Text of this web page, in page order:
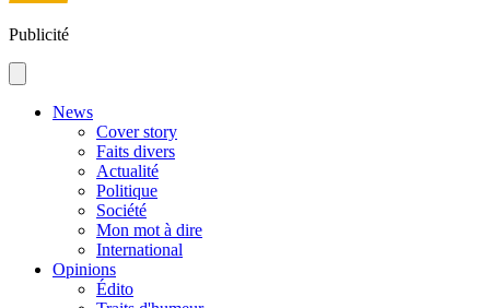
Publicité
News
Cover story
Faits divers
Actualité
Politique
Société
Mon mot à dire
International
Opinions
Édito